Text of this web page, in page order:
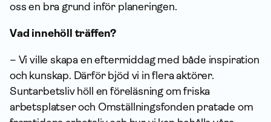
oss en bra grund inför planeringen.
Vad innehöll träffen?
– Vi ville skapa en eftermiddag med både inspiration
och kunskap. Därför bjöd vi in flera aktörer.
Suntarbetsliv höll en föreläsning om friska
arbetsplatser och Omställningsfonden pratade om